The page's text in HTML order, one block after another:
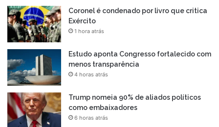
Coronel é condenado por livro que critica
Exército
1 hora atrás
Estudo aponta Congresso fortalecido com
menos transparência
4 horas atrás
Trump nomeia 90% de aliados políticos
como embaixadores
6 horas atrás